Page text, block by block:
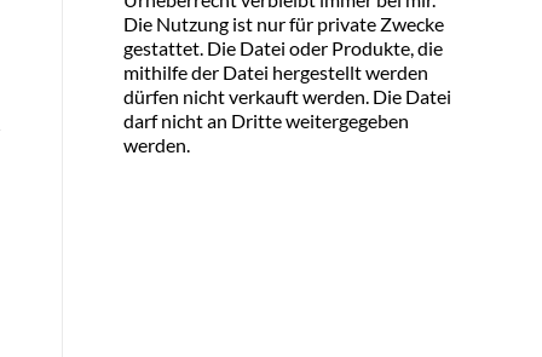
Die Nutzung ist nur für private Zwecke
gestattet. Die Datei oder Produkte, die
mithilfe der Datei hergestellt werden
dürfen nicht verkauft werden. Die Datei
darf nicht an Dritte weitergegeben
werden.